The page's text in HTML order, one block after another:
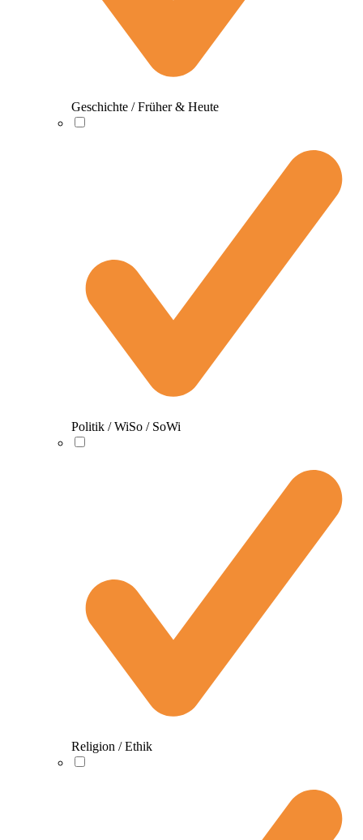
Geschichte / Früher & Heute
Politik / WiSo / SoWi
Religion / Ethik